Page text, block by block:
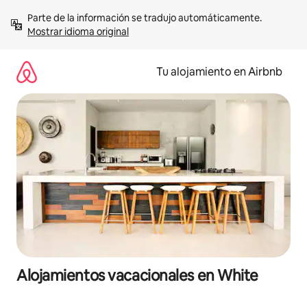
contenidoMostrar idioma original
Tu alojamiento en Airbnb
Alojamientos vacacionales en White